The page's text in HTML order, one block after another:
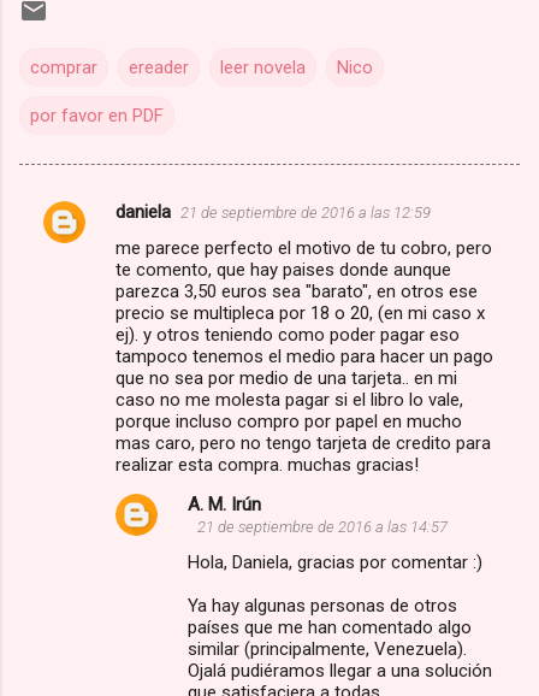
comprar ereader leer novela Nico
por favor en PDF
C
daniela 21 de septiembre de 2016 a las 12:59
me parece perfecto el motivo de tu cobro, pero
te comento, que hay paises donde aunque
parezca 3,50 euros sea "barato", en otros ese
precio se multipleca por 18 o 20, (en mi caso x
ej). y otros teniendo como poder pagar eso
tampoco tenemos el medio para hacer un pago
que no sea por medio de una tarjeta.. en mi
caso no me molesta pagar si el libro lo vale,
porque incluso compro por papel en mucho
mas caro, pero no tengo tarjeta de credito para
realizar esta compra. muchas gracias!
A. M. Irún
21 de septiembre de 2016 a las 14:57
Hola, Daniela, gracias por comentar :)
Ya hay algunas personas de otros
países que me han comentado algo
similar (principalmente, Venezuela).
Ojalá pudiéramos llegar a una solución